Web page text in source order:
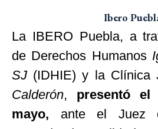
Ibero
La IBERO Puebla, a
de Derechos Humanos
SJ (IDHIE) y la Clínica
Calderón, presentó
mayo, ante el Juez